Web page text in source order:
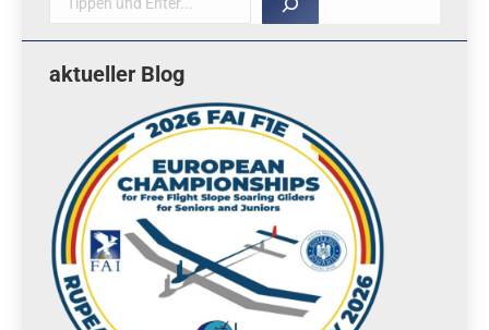
aktueller Blog